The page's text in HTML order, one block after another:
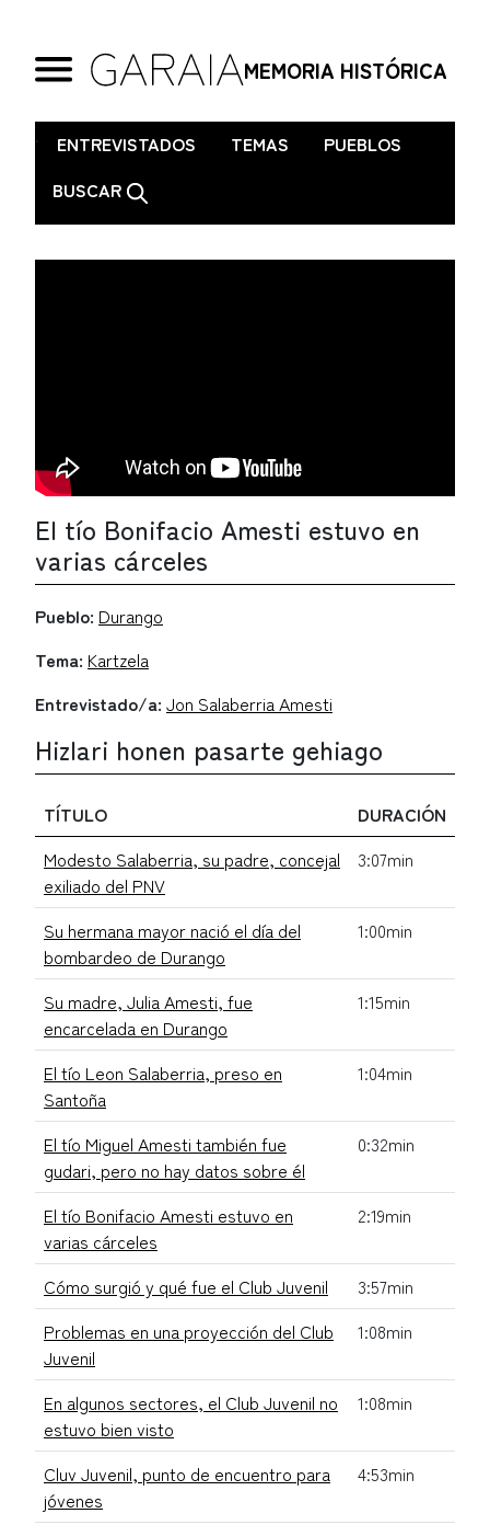
MEMORIA HISTÓRICA
. ENTREVISTADOS TEMAS
PUEBLOS
BUSCAR
El tío Bonifacio Amesti estuvo en
varias cárceles
Pueblo: Durango
Tema: Kartzela
Entrevistado/a: Jon Salaberria Amesti
Hizlari honen pasarte gehiago
TÍTULO
DURACIÓN
Modesto Salaberria, su padre, concejal
exiliado del PNV
3:07min
Su hermana mayor nació el día del
bombardeo de Durango
1:00min
Su madre, Julia Amesti, fue
encarcelada en Durango
1:15min
El tío Leon Salaberria, preso en
Santoña
1:04min
El tío Miguel Amesti también fue
gudari, pero no hay datos sobre él
0:32min
El tío Bonifacio Amesti estuvo en
varias cárceles
2:19min
Cómo surgió y qué fue el Club Juvenil
3:57min
Problemas en una proyección del Club
Juvenil
1:08min
En algunos sectores, el Club Juvenil no
estuvo bien visto
1:08min
Cluv Juvenil, punto de encuentro para
jóvenes
4:53min